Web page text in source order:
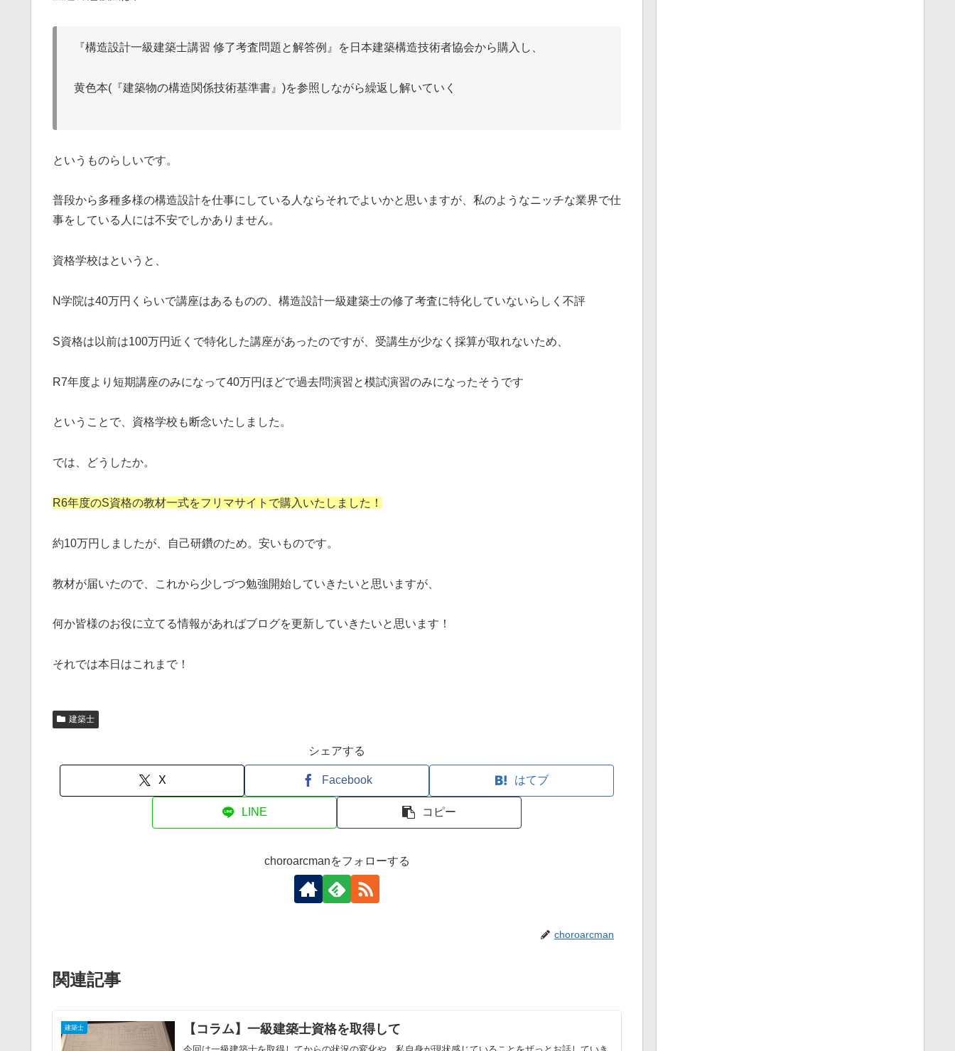
『構造設計一級建築士講習 修了考査問題と解答例』を日本建築構造技術者協会から購入し、
黄色本(『建築物の構造関係技術基準書』)を参照しながら繰返し解いていく
というものらしいです。
普段から多種多様の構造設計を仕事にしている人ならそれでよいかと思いますが、私のようなニッチな業界で仕
事をしている人には不安でしかありません。
資格学校はというと、
N学院は40万円くらいで講座はあるものの、構造設計一級建築士の修了考査に特化していないらしく不評
S資格は以前は100万円近くで特化した講座があったのですが、受講生が少なく採算が取れないため、
R7年度より短期講座のみになって40万円ほどで過去問演習と模試演習のみになったそうです
ということで、資格学校も断念いたしました。
では、どうしたか。
R6年度のS資格の教材一式をフリマサイトで購入いたしました ！
約10万円しましたが、自己研鑽のため。安いものです。
教材が届いたので、これから少しづつ勉強開始していきたいと思いますが、
何か皆様のお役に立てる情報があればブログを更新していきたいと思います！
それでは本日はこれまで！
建築士
シェアする
X Facebook はてブ
LINE コピー
choroarcmanをフォローする
choroarcman
関連記事
建築士 【コラム】一級建築士資格を取得して